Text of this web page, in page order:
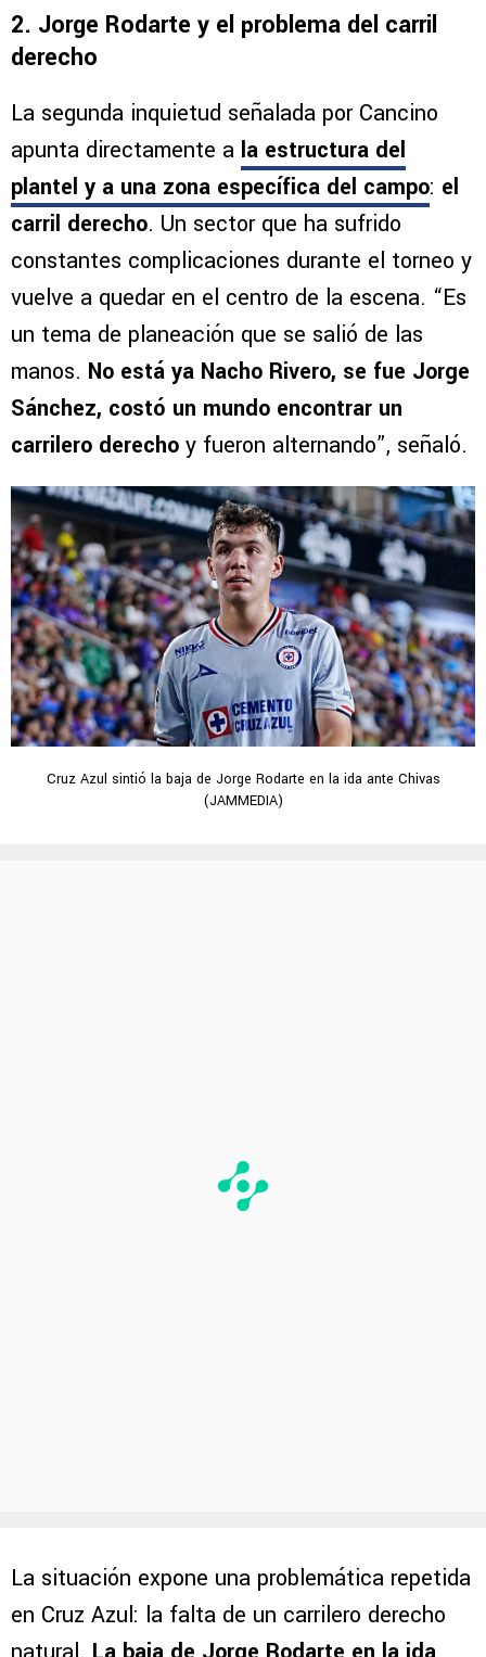
2. Jorge Rodarte y el problema del carril
derecho
La segunda inquietud señalada por Cancino
apunta directamente a la estructura del
plantel y a una zona específica del campo: el
carril derecho. Un sector que ha sufrido
constantes complicaciones durante el torneo y
vuelve a quedar en el centro de la escena. “Es
un tema de planeación que se salió de las
manos. No está ya Nacho Rivero, se fue Jorge
Sánchez, costó un mundo encontrar un
carrilero derecho y fueron alternando”, señaló.
Cruz Azul sintió la baja de Jorge Rodarte en la ida ante Chivas
(JAMMEDIA)
La situación expone una problemática repetida
en Cruz Azul: la falta de un carrilero derecho